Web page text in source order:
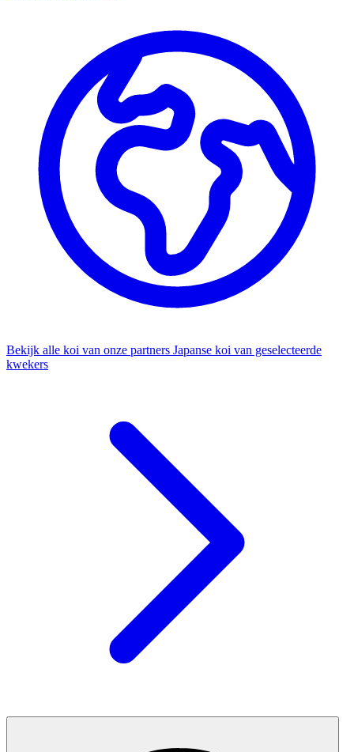
Bekijk alle koi van onze partners Japanse koi van geselecteerde
kwekers